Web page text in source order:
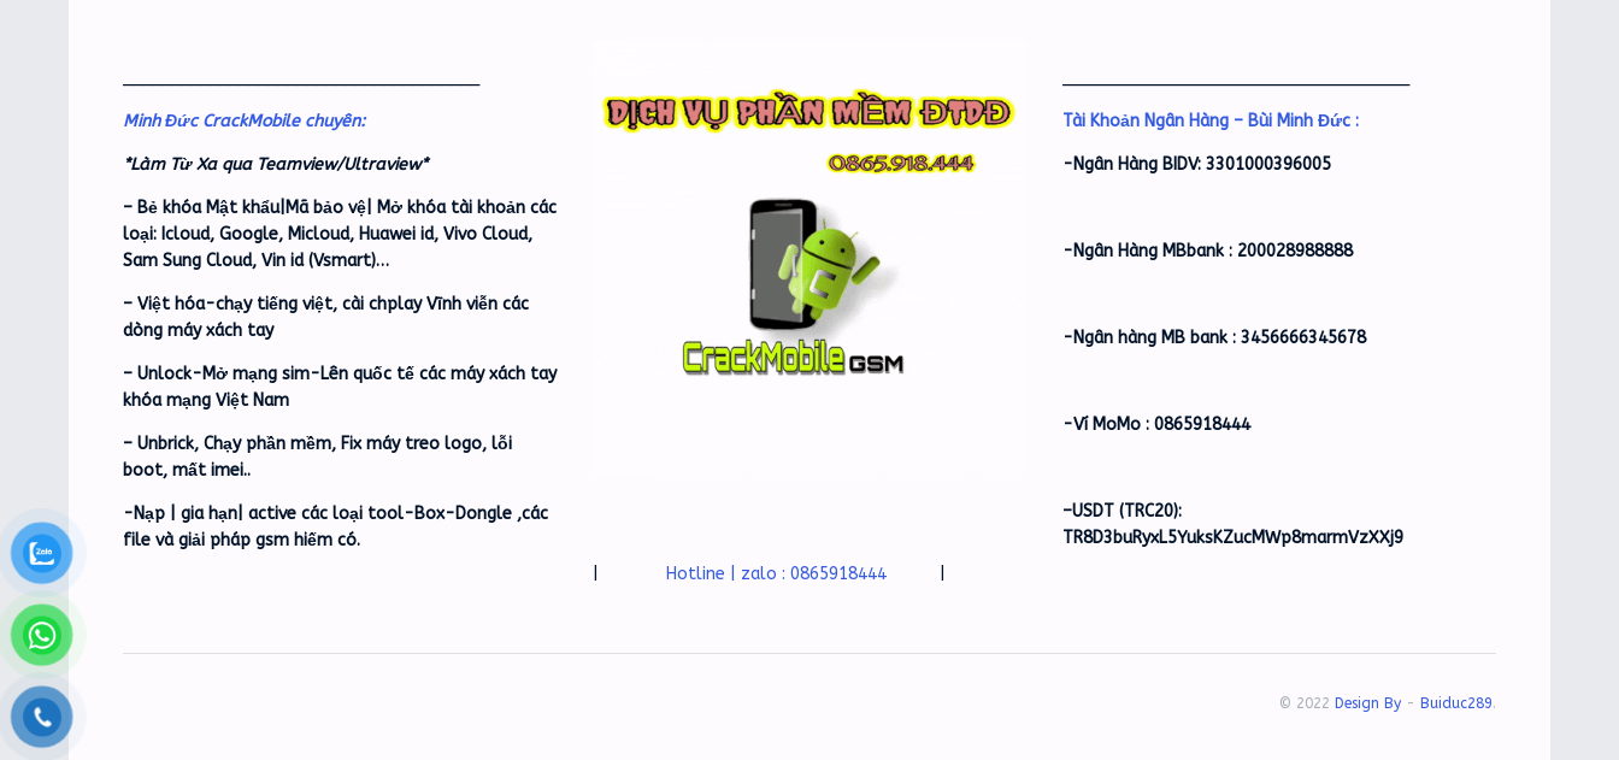
Minh Đức CrackMobile chuyên:
*Làm Từ Xa qua Teamview/Ultraview*
– Bẻ khóa Mật khẩu|Mã bảo vệ| Mở khóa tài khoản các
loại: Icloud, Google, Micloud, Huawei id, Vivo Cloud,
Sam Sung Cloud, Vin id (Vsmart)…
– Việt hóa-chạy tiếng việt, cài chplay Vĩnh viễn các
dòng máy xách tay
– Unlock-Mở mạng sim-Lên quốc tế các máy xách tay
khóa mạng Việt Nam
– Unbrick, Chạy phần mềm, Fix máy treo logo, lỗi
boot, mất imei..
-Nạp | gia hạn| active các loại tool-Box-Dongle ,các
file và giải pháp gsm hiếm có.
Hotline | zalo : 0865918444
Tài Khoản Ngân Hàng – Bùi Minh Đức :
-Ngân Hàng BIDV: 3301000396005
-Ngân Hàng MBbank : 200028988888
-Ngân hàng MB bank : 3456666345678
-Ví MoMo : 0865918444
–USDT (TRC20):
TR8D3buRyxL5YuksKZucMWp8marmVzXXj9
© 2022 Design By - Buiduc289.